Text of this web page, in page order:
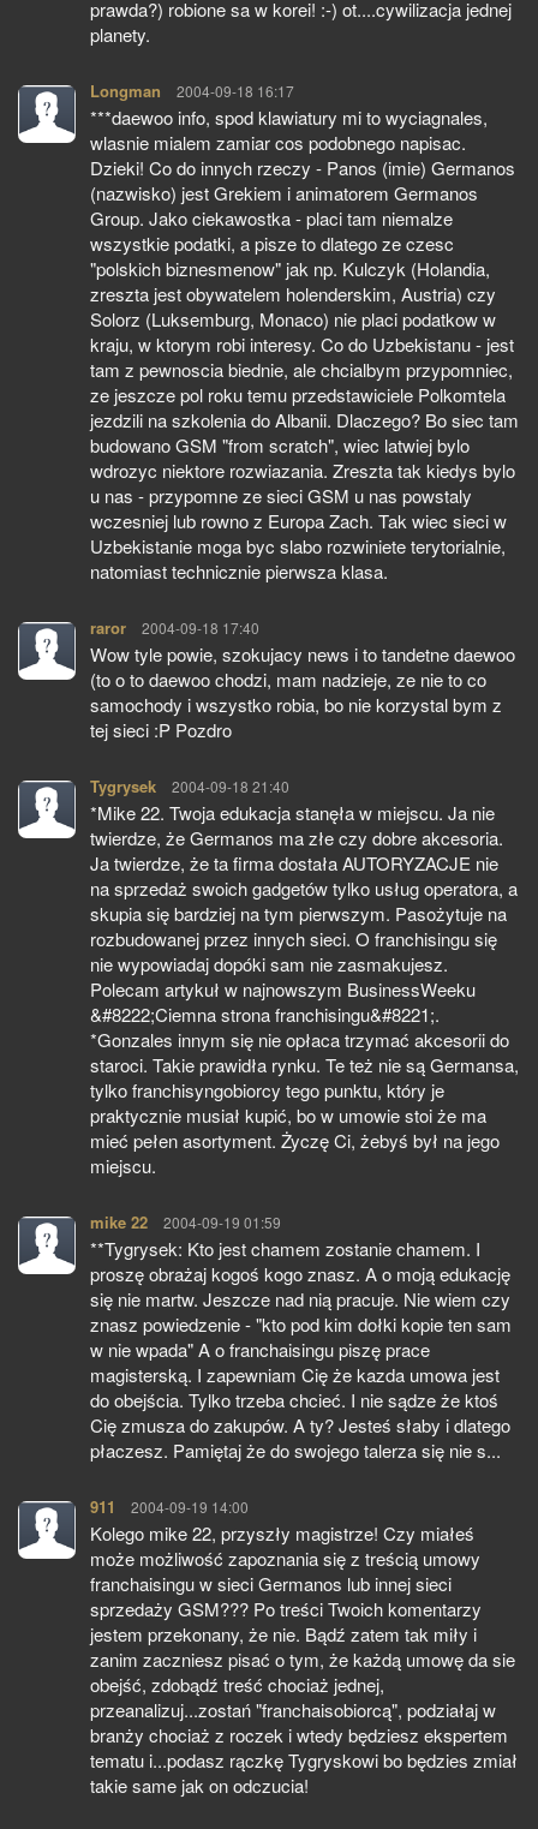
prawda?) robione sa w korei! :-) ot....cywilizacja jednej
planety.
Longman pisze:
2004-09-18 16:17
***daewoo info, spod klawiatury mi to wyciagnales,
wlasnie mialem zamiar cos podobnego napisac.
Dzieki! Co do innych rzeczy - Panos (imie) Germanos
(nazwisko) jest Grekiem i animatorem Germanos
Group. Jako ciekawostka - placi tam niemalze
wszystkie podatki, a pisze to dlatego ze czesc
"polskich biznesmenow" jak np. Kulczyk (Holandia,
zreszta jest obywatelem holenderskim, Austria) czy
Solorz (Luksemburg, Monaco) nie placi podatkow w
kraju, w ktorym robi interesy. Co do Uzbekistanu - jest
tam z pewnoscia biednie, ale chcialbym przypomniec,
ze jeszcze pol roku temu przedstawiciele Polkomtela
jezdzili na szkolenia do Albanii. Dlaczego? Bo siec tam
budowano GSM "from scratch", wiec latwiej bylo
wdrozyc niektore rozwiazania. Zreszta tak kiedys bylo
u nas - przypomne ze sieci GSM u nas powstaly
wczesniej lub rowno z Europa Zach. Tak wiec sieci w
Uzbekistanie moga byc slabo rozwiniete terytorialnie,
natomiast technicznie pierwsza klasa.
raror pisze:
2004-09-18 17:40
Wow tyle powie, szokujacy news i to tandetne daewoo
(to o to daewoo chodzi, mam nadzieje, ze nie to co
samochody i wszystko robia, bo nie korzystal bym z
tej sieci :P Pozdro
Tygrysek pisze:
2004-09-18 21:40
*Mike 22. Twoja edukacja stanęła w miejscu. Ja nie
twierdze, że Germanos ma złe czy dobre akcesoria.
Ja twierdze, że ta firma dostała AUTORYZACJE nie
na sprzedaż swoich gadgetów tylko usług operatora, a
skupia się bardziej na tym pierwszym. Pasożytuje na
rozbudowanej przez innych sieci. O franchisingu się
nie wypowiadaj dopóki sam nie zasmakujesz.
Polecam artykuł w najnowszym BusinessWeeku
&#8222;Ciemna strona franchisingu&#8221;.
*Gonzales innym się nie opłaca trzymać akcesorii do
staroci. Takie prawidła rynku. Te też nie są Germansa,
tylko franchisyngobiorcy tego punktu, który je
praktycznie musiał kupić, bo w umowie stoi że ma
mieć pełen asortyment. Życzę Ci, żebyś był na jego
miejscu.
mike 22 pisze:
2004-09-19 01:59
**Tygrysek: Kto jest chamem zostanie chamem. I
proszę obrażaj kogoś kogo znasz. A o moją edukację
się nie martw. Jeszcze nad nią pracuje. Nie wiem czy
znasz powiedzenie - "kto pod kim dołki kopie ten sam
w nie wpada" A o franchaisingu piszę prace
magisterską. I zapewniam Cię że kazda umowa jest
do obejścia. Tylko trzeba chcieć. I nie sądze że ktoś
Cię zmusza do zakupów. A ty? Jesteś słaby i dlatego
płaczesz. Pamiętaj że do swojego talerza się nie s...
911 pisze:
2004-09-19 14:00
Kolego mike 22, przyszły magistrze! Czy miałeś
może możliwość zapoznania się z treścią umowy
franchaisingu w sieci Germanos lub innej sieci
sprzedaży GSM??? Po treści Twoich komentarzy
jestem przekonany, że nie. Bądź zatem tak miły i
zanim zaczniesz pisać o tym, że każdą umowę da sie
obejść, zdobądź treść chociaż jednej,
przeanalizuj...zostań "franchaisobiorcą", podziałaj w
branży chociaż z roczek i wtedy będziesz ekspertem
tematu i...podasz rączkę Tygryskowi bo będzies zmiał
takie same jak on odczucia!